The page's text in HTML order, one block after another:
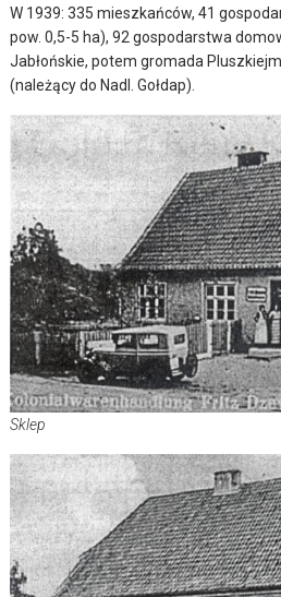
W 1939: 335 mieszkańców, 41
pow. 0,5-5 ha), 92 gospodarstwa
Jabłońskie, potem gromada
(należący do Nadl. Gołdap).
Sklep